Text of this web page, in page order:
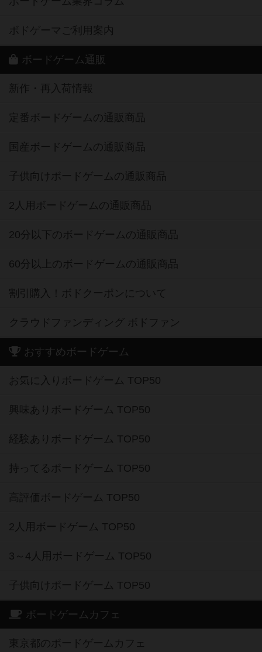
ボドゲーマご利用案内
ボードゲーム通販
新作・再入荷情報
定番ボードゲームの通販商品
国産ボードゲームの通販商品
子供向けボードゲームの通販商品
2人用ボードゲームの通販商品
20分以下のボードゲームの通販商品
60分以上のボードゲームの通販商品
割引購入！ボドクーポンについて
クラウドファンディング ボドファン
おすすめボードゲーム
お気に入りボードゲーム TOP50
興味ありボードゲーム TOP50
経験ありボードゲーム TOP50
持ってるボードゲーム TOP50
高評価ボードゲーム TOP50
2人用ボードゲーム TOP50
3～4人用ボードゲーム TOP50
子供向けボードゲーム TOP50
ボードゲームカフェ
東京都のボードゲームカフェ